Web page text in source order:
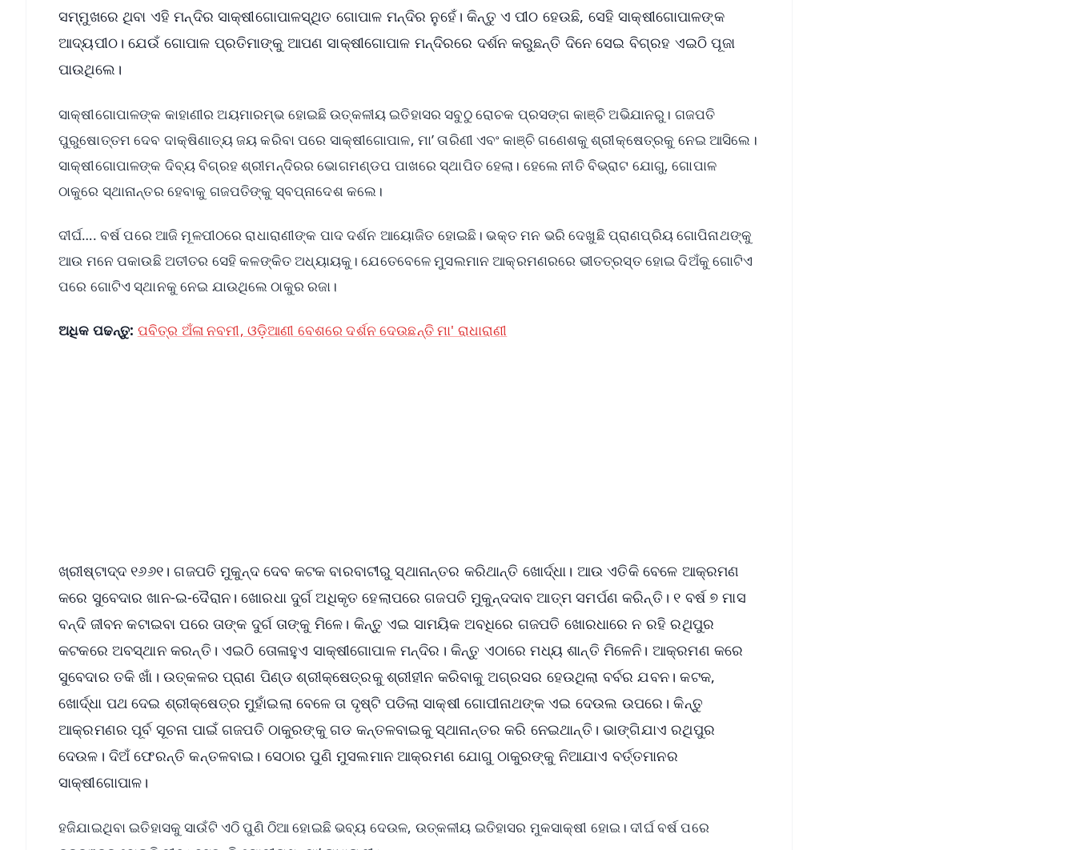
ସମ୍ମୁଖରେ ଥିବା ଏହି ମନ୍ଦିର ସାକ୍ଷୀଗୋପାଳସ୍ଥିତ ଗୋପାଳ ମନ୍ଦିର ନୁହେଁ। କିନ୍ତୁ ଏ ପୀଠ ହେଉଛି, ସେହି ସାକ୍ଷୀଗୋପାଳଙ୍କ
ଆଦ୍ୟପୀଠ। ଯେଉଁ ଗୋପାଳ ପ୍ରତିମାଙ୍କୁ ଆପଣ ସାକ୍ଷୀଗୋପାଳ ମନ୍ଦିରରେ ଦର୍ଶନ କରୁଛନ୍ତି ଦିନେ ସେଇ ବିଗ୍ରହ ଏଇଠି ପୂଜା
ପାଉଥିଲେ।
ସାକ୍ଷୀଗୋପାଳଙ୍କ କାହାଣୀର ଅୟମାରମ୍ଭ ହୋଇଛି ଉତ୍କଳୀୟ ଇତିହାସର ସବୁଠୁ ରୋଚକ ପ୍ରସଙ୍ଗ କାଞ୍ଚି ଅଭିଯାନରୁ। ଗଜପତି
ପୁରୁଷୋତ୍ତମ ଦେବ ଦାକ୍ଷିଣାତ୍ୟ ଜୟ କରିବା ପରେ ସାକ୍ଷୀଗୋପାଳ, ମା’ ତାରିଣୀ ଏବଂ କାଞ୍ଚି ଗଣେଶକୁ ଶ୍ରୀକ୍ଷେତ୍ରକୁ ନେଇ ଆସିଲେ।
ସାକ୍ଷୀଗୋପାଳଙ୍କ ଦିବ୍ୟ ବିଗ୍ରହ ଶ୍ରୀମନ୍ଦିରର ଭୋଗମଣ୍ଡପ ପାଖରେ ସ୍ଥାପିତ ହେଲା। ହେଲେ ନୀତି ବିଭ୍ରାଟ ଯୋଗୁ, ଗୋପାଳ
ଠାକୁରେ ସ୍ଥାନାନ୍ତର ହେବାକୁ ଗଜପତିଙ୍କୁ ସ୍ବପ୍ନାଦେଶ କଲେ।
ଦୀର୍ଘ…. ବର୍ଷ ପରେ ଆଜି ମୂଳପୀଠରେ ରାଧାରାଣୀଙ୍କ ପାଦ ଦର୍ଶନ ଆୟୋଜିତ ହୋଇଛି। ଭକ୍ତ ମନ ଭରି ଦେଖୁଛି ପ୍ରାଣପ୍ରିୟ ଗୋପିନାଥଙ୍କୁ
ଆଉ ମନେ ପକାଉଛି ଅତୀତର ସେହି କଳଙ୍କିତ ଅଧ୍ୟାୟକୁ। ଯେତେବେଳେ ମୁସଲମାନ ଆକ୍ରମଣରରେ ଭୀତତ୍ରସ୍ତ ହୋଇ ଦିଅଁକୁ ଗୋଟିଏ
ପରେ ଗୋଟିଏ ସ୍ଥାନକୁ ନେଇ ଯାଉଥିଲେ ଠାକୁର ରଜା।
ଅଧିକ ପଢନ୍ତୁ: ପବିତ୍ର ଅଁଳା ନବମୀ, ଓଡ଼ିଆଣୀ ବେଶରେ ଦର୍ଶନ ଦେଉଛନ୍ତି ମା' ରାଧାରାଣୀ
ଖ୍ରୀଷ୍ଟାଦ୍ଦ ୧୬୬୧। ଗଜପତି ମୁକୁନ୍ଦ ଦେବ କଟକ ବାରବାଟୀରୁ ସ୍ଥାନାନ୍ତର କରିଥାନ୍ତି ଖୋର୍ଦ୍ଧା। ଆଉ ଏତିକି ବେଳେ ଆକ୍ରମଣ
କରେ ସୁବେଦାର ଖାନ-ଇ-ଦୈରାନ। ଖୋରଧା ଦୁର୍ଗ ଅଧିକୃତ ହେଲାପରେ ଗଜପତି ମୁକୁନ୍ଦଦାବ ଆତ୍ମ ସମର୍ପଣ କରିନ୍ତି। ୧ ବର୍ଷ ୭ ମାସ
ବନ୍ଦି ଜୀବନ କଟାଇବା ପରେ ତାଙ୍କ ଦୁର୍ଗ ତାଙ୍କୁ ମିଳେ। କିନ୍ତୁ ଏଇ ସାମୟିକ ଅବଧିରେ ଗଜପତି ଖୋରଧାରେ ନ ରହି ରଥିପୁର
କଟକରେ ଅବସ୍ଥାନ କରନ୍ତି। ଏଇଠି ତୋଳାହୁଏ ସାକ୍ଷୀଗୋପାଳ ମନ୍ଦିର। କିନ୍ତୁ ଏଠାରେ ମଧ୍ୟ ଶାନ୍ତି ମିଳେନି। ଆକ୍ରମଣ କରେ
ସୁବେଦାର ତକି ଖାଁ। ଉତ୍କଳର ପ୍ରାଣ ପିଣ୍ଡ ଶ୍ରୀକ୍ଷେତ୍ରକୁ ଶ୍ରୀହୀନ କରିବାକୁ ଅଗ୍ରସର ହେଉଥିଲା ବର୍ବର ଯବନ। କଟକ,
ଖୋର୍ଦ୍ଧା ପଥ ଦେଇ ଶ୍ରୀକ୍ଷେତ୍ର ମୁହାଁଇଲା ବେଳେ ତା ଦୃଷ୍ଟି ପଡିଲା ସାକ୍ଷୀ ଗୋପୀନାଥଙ୍କ ଏଇ ଦେଉଲ ଉପରେ। କିନ୍ତୁ
ଆକ୍ରମଣର ପୂର୍ବ ସୂଚନା ପାଇଁ ଗଜପତି ଠାକୁରଙ୍କୁ ଗଡ କନ୍ତଳବାଇକୁ ସ୍ଥାନାନ୍ତର କରି ନେଇଥାନ୍ତି। ଭାଙ୍ଗିଯାଏ ରଥିପୁର
ଦେଉଳ। ଦିଅଁ ଫେରନ୍ତି କନ୍ତଳବାଇ। ସେଠାର ପୁଣି ମୁସଲମାନ ଆକ୍ରମଣ ଯୋଗୁ ଠାକୁରଙ୍କୁ ନିଆଯାଏ ବର୍ତ୍ତମାନର
ସାକ୍ଷୀଗୋପାଳ।
ହଜିଯାଇଥିବା ଇତିହାସକୁ ସାଉଁଟି ଏଠି ପୁଣି ଠିଆ ହୋଇଛି ଭବ୍ୟ ଦେଉଳ, ଉତ୍କଳୀୟ ଇତିହାସର ମୁକସାକ୍ଷୀ ହୋଇ। ଦୀର୍ଘ ବର୍ଷ ପରେ